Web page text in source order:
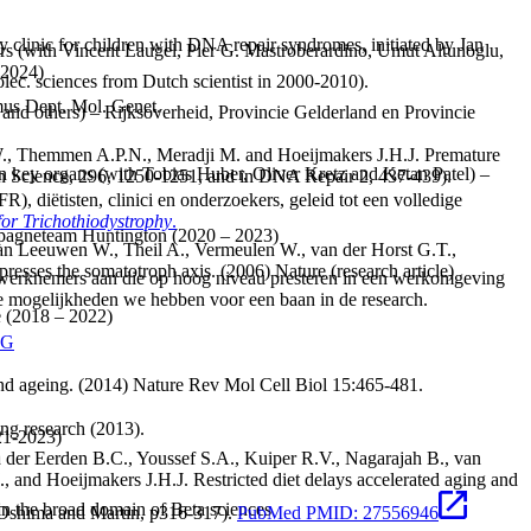
(with Vincent Laugel, Pier G. Mastroberardino, Umut Altunoglu,
others) – Rijksoverheid, Provincie Gelderland en Provincie
key organs (with Tobias Huber, Oliver Kretz and Ketan Patel) –
Huntington (2020 – 2023)
– 2022)
2023)
clinic for children with DNA repair syndromes, initiated by Jan
Dept. Mol. Genet.
research (2013).
the broad domain of Beta sciences
sciences from Dutch scientist in 2000-2010).
Themmen A.P.N., Meradji M. and Hoeijmakers J.H.J. Premature
Science, 296, 1250-1251, and in DNA Repair 2, 437-439).
W., Theil A., Vermeulen W., van der Horst G.T.,
the somatotroph axis. (2006) Nature (research article)
ageing. (2014) Nature Rev Mol Cell Biol 15:465-481.
Eerden B.C., Youssef S.A., Kuiper R.V., Nagarajah B., van
Hoeijmakers J.H.J. Restricted diet delays accelerated aging and
and Martin, p316-317).PubMed PMID: 27556946
diëtisten, clinici en onderzoekers, geleid tot een volledige
Trichothiodystrophy.
aan die op hoog niveau presteren in een werkomgeving
we hebben voor een baan in de research.